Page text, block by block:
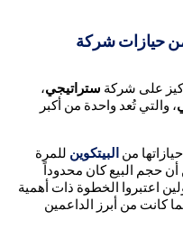
حيازات شركة
على شركة ستراتيجي،
، والتي تُعد واحدة من أكبر
منالبيتكوين للمرة
الرغم من أن حجم البيع كان محدوداً
اعتبروا الخطوة ذات أهمية
كانت من أبرز الداعمين